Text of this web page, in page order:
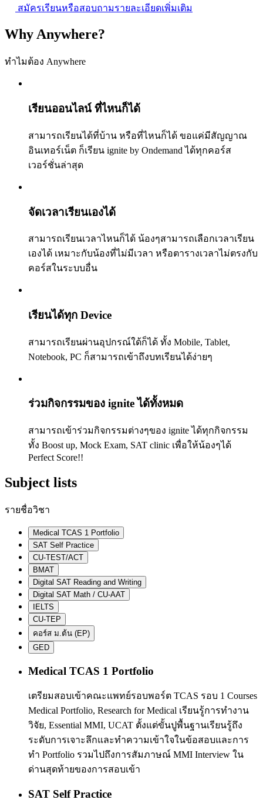
สมัครเรียนหรือสอบถามรายละเอียดเพิ่มเติม
Why Anywhere?
ทำไมต้อง Anywhere
เรียนออนไลน์ ที่ไหนก็ได้
สามารถเรียนได้ที่บ้าน หรือที่ไหนก็ได้ ขอแค่มีสัญญาณ
อินเทอร์เน็ต ก็เรียน ignite by Ondemand ได้ทุกคอร์ส
เวอร์ชั่นล่าสุด
จัดเวลาเรียนเองได้
สามารถเรียนเวลาไหนก็ได้ น้องๆสามารถเลือกเวลาเรียน
เองได้ เหมาะกับน้องที่ไม่มีเวลา หรือตารางเวลาไม่ตรงกับ
คอร์สในระบบอื่น
เรียนได้ทุก Device
สามารถเรียนผ่านอุปกรณ์ใด้ก็ได้ ทั้ง Mobile, Tablet,
Notebook, PC ก็สามารถเข้าถึงบทเรียนได้ง่ายๆ
ร่วมกิจกรรมของ ignite ได้ทั้งหมด
สามารถเข้าร่วมกิจกรรมต่างๆของ ignite ได้ทุกกิจกรรม
ทั้ง Boost up, Mock Exam, SAT clinic เพื่อให้น้องๆได้
Perfect Score!!
Subject lists
รายชื่อวิชา
Medical TCAS 1 Portfolio
SAT Self Practice
CU-TEST/ACT
BMAT
Digital SAT Reading and Writing
Digital SAT Math / CU-AAT
IELTS
CU-TEP
คอร์ส ม.ต้น (EP)
GED
Medical TCAS 1 Portfolio
เตรียมสอบเข้าคณะแพทย์รอบพอร์ต TCAS รอบ 1 Courses
Medical Portfolio, Research for Medical เรียนรู้การทำงาน
วิจัย, Essential MMI, UCAT ตั้งแต่ขั้นปูพื้นฐานเรียนรู้ถึง
ระดับการเจาะลึกและทำความเข้าใจในข้อสอบและการ
ทำ Portfolio รวมไปถึงการสัมภาษณ์ MMI Interview ใน
ด่านสุดท้ายของการสอบเข้า
SAT Self Practice